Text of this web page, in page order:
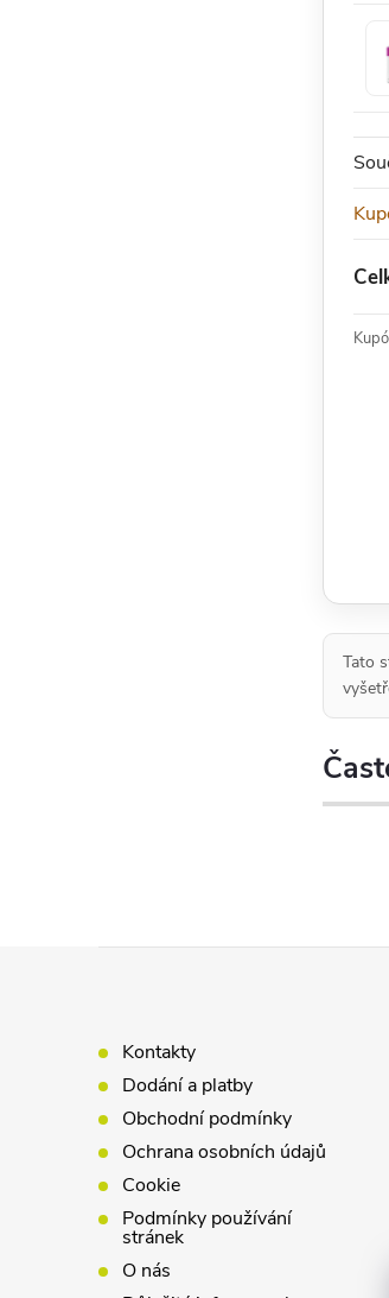
Tato
Kontakty
Dodání a platby
Obchodní podmínky
Ochrana osobních údajů
Cookie
Podmínky používání
stránek
O nás